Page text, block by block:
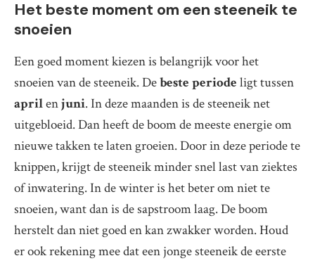
Het beste moment om een steeneik te
snoeien
Een goed moment kiezen is belangrijk voor het
snoeien van de steeneik. Debeste periode ligt tussen
aprilenjuni. In deze maanden is de steeneik net
uitgebloeid. Dan heeft de boom de meeste energie om
nieuwe takken te laten groeien. Door in deze periode te
knippen, krijgt de steeneik minder snel last van ziektes
of inwatering. In de winter is het beter om niet te
snoeien, want dan is de sapstroom laag. De boom
herstelt dan niet goed en kan zwakker worden. Houd
er ook rekening mee dat een jonge steeneik de eerste